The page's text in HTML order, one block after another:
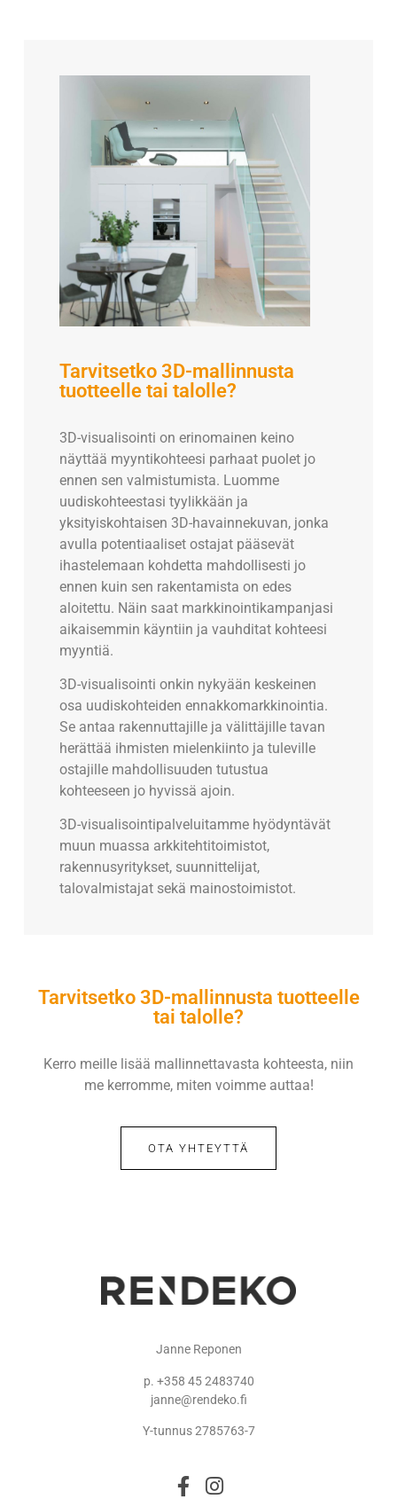
Tarvitsetko 3D-mallinnusta
tuotteelle tai talolle?
3D-visualisointi on erinomainen keino
näyttää myyntikohteesi parhaat puolet jo
ennen sen valmistumista. Luomme
uudiskohteestasi tyylikkään ja
yksityiskohtaisen 3D-havainnekuvan, jonka
avulla potentiaaliset ostajat pääsevät
ihastelemaan kohdetta mahdollisesti jo
ennen kuin sen rakentamista on edes
aloitettu. Näin saat markkinointikampanjasi
aikaisemmin käyntiin ja vauhditat kohteesi
myyntiä.
3D-visualisointi onkin nykyään keskeinen
osa uudiskohteiden ennakkomarkkinointia.
Se antaa rakennuttajille ja välittäjille tavan
herättää ihmisten mielenkiinto ja tuleville
ostajille mahdollisuuden tutustua
kohteeseen jo hyvissä ajoin.
3D-visualisointipalveluitamme hyödyntävät
muun muassa arkkitehtitoimistot,
rakennusyritykset, suunnittelijat,
talovalmistajat sekä mainostoimistot.
Tarvitsetko 3D-mallinnusta tuotteelle
tai talolle?
Kerro meille lisää mallinnettavasta kohteesta, niin
me kerromme, miten voimme auttaa!
OTA YHTEYTTÄ
Janne Reponen
p. +358 45 2483740
janne@rendeko.fi
Y-tunnus 2785763-7